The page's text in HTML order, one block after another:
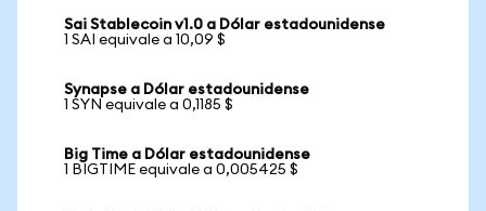
Sai Stablecoin v1.0 a Dólar estadounidense
1 SAI equivale a 10,09 $
Synapse a Dólar estadounidense
1 SYN equivale a 0,1185 $
Big Time a Dólar estadounidense
1 BIGTIME equivale a 0,005425 $